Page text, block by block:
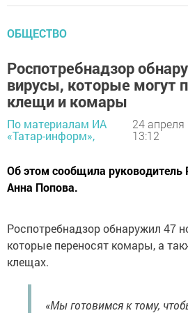
ОБЩЕСТВО
Роспотребнадзор
вирусы, которые могут
клещи и комары
По материалам ИА
«Татар-информ»,
24 апреля
13:12
Об этом сообщила руководитель
Анна Попова.
Роспотребнадзор обнаружил 47
которые переносят комары, а
клещах.
«Мы готовимся к тому,